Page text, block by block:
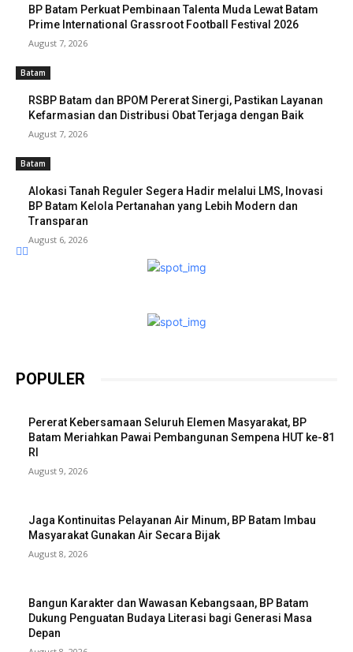
BP Batam Perkuat Pembinaan Talenta Muda Lewat Batam
Prime International Grassroot Football Festival 2026
August 7, 2026
Batam
RSBP Batam dan BPOM Pererat Sinergi, Pastikan Layanan
Kefarmasian dan Distribusi Obat Terjaga dengan Baik
August 7, 2026
Batam
Alokasi Tanah Reguler Segera Hadir melalui LMS, Inovasi
BP Batam Kelola Pertanahan yang Lebih Modern dan
Transparan
August 6, 2026
POPULER
Pererat Kebersamaan Seluruh Elemen Masyarakat, BP
Batam Meriahkan Pawai Pembangunan Sempena HUT ke-81
RI
August 9, 2026
Jaga Kontinuitas Pelayanan Air Minum, BP Batam Imbau
Masyarakat Gunakan Air Secara Bijak
August 8, 2026
Bangun Karakter dan Wawasan Kebangsaan, BP Batam
Dukung Penguatan Budaya Literasi bagi Generasi Masa
Depan